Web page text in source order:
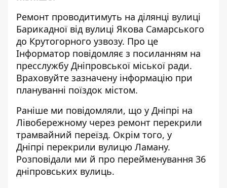
Ремонт проводитимуть на ділянці вулиці
Барикадної від вулиці Якова Самарського
до Крутогорного узвозу. Про це
Інформатор повідомляє з посиланням на
пресслужбу Дніпровської міської ради.
Враховуйте зазначену інформацію при
плануванні поїздок містом.
Раніше ми повідомляли, що у Дніпрі на
Лівобережному через ремонт перекрили
трамвайний переїзд. Окрім того, у
Дніпрі перекрили вулицю Ламану.
Розповідали ми й про перейменування 36
дніпровських вулиць.